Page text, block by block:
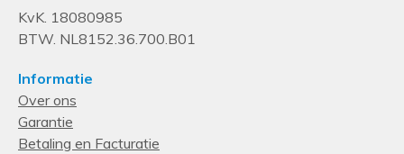
KvK. 18080985
BTW. NL8152.36.700.B01
Informatie
Over ons
Garantie
Betaling en Facturatie